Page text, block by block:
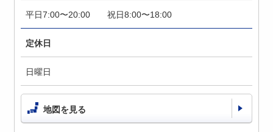
平日7:00〜20:00 祝日8:00〜18:00
定休日
日曜日
地図を見る